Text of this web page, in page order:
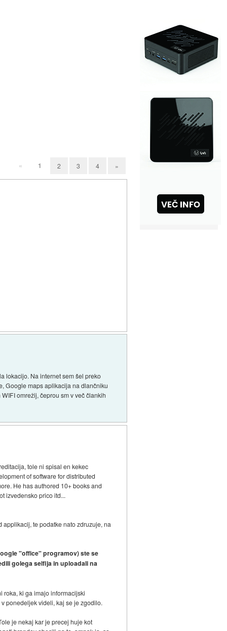
« 1 2 3 4 »
lokacijo. Na internet sem šel preko
Google maps aplikacija na dlančniku
omrežij, čeprou sm v več člankih
tole ni spisal en kekec
of software for distributed
He has authored 10+ books and
izvedensko prico itd...
te podatke nato zdruzuje, na
"office" programov) ste se
golega selfija in uploadali na
roka, ki ga imajo informacijski
ponedeljek videli, kaj se je zgodilo.
je nekaj kar je precej huje kot